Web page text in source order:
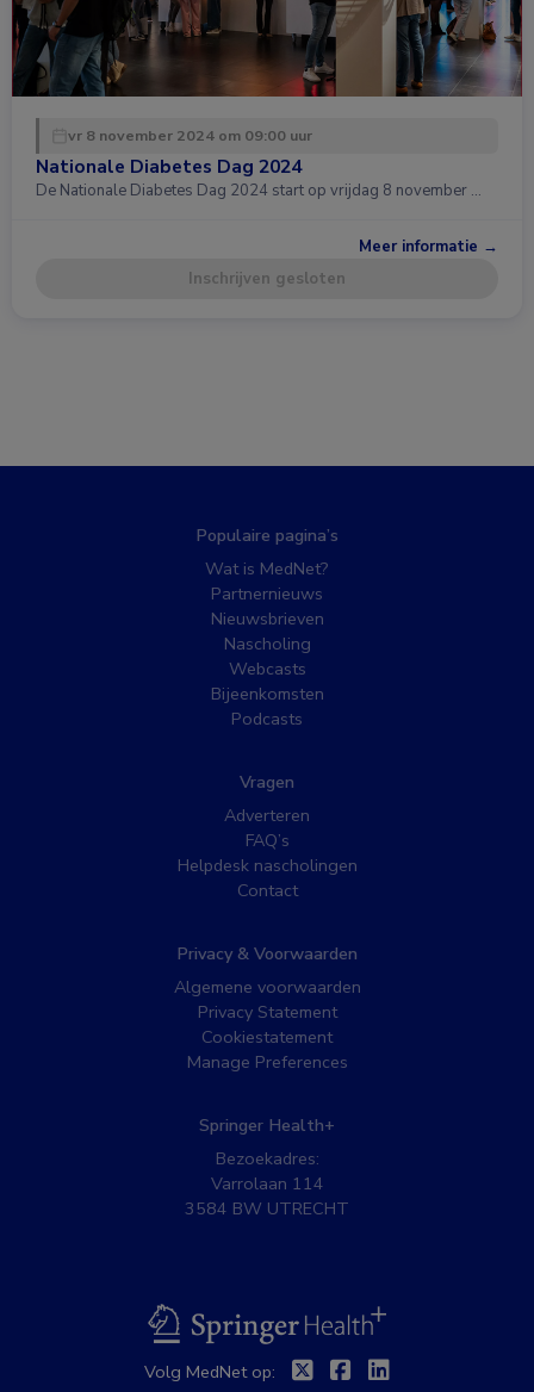
vr 8 november 2024 om 09:00 uur
Nationale Diabetes Dag 2024
De Nationale Diabetes Dag 2024 start op vrijdag 8 november …
Meer informatie →
Inschrijven gesloten
Populaire pagina’s
Wat is MedNet?
Partnernieuws
Nieuwsbrieven
Nascholing
Webcasts
Bijeenkomsten
Podcasts
Vragen
Adverteren
FAQ’s
Helpdesk nascholingen
Contact
Privacy & Voorwaarden
Algemene voorwaarden
Privacy Statement
Cookiestatement
Manage Preferences
Springer Health+
Bezoekadres:
Varrolaan 114
3584 BW UTRECHT
BSL
Volg MedNet op: TwitterFacebook
Linkedin